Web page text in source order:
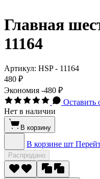
Главная
11164
Артикул: HSP - 11164
480 ₽
Экономия -480 ₽
Оставить
Нет в наличии
В корзину
В корзине шт
Распродано